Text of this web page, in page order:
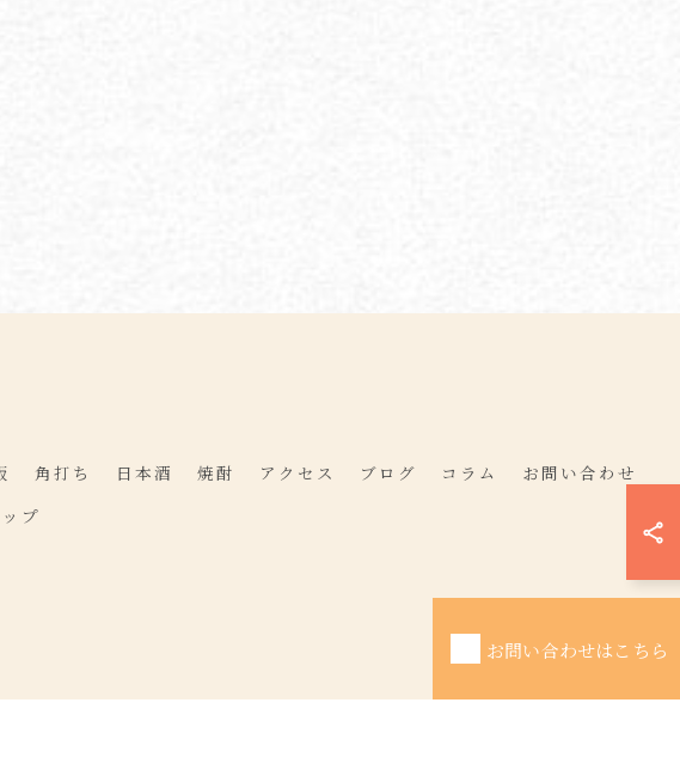
お問い合わせはこちら
角打ち 日本酒 焼酎 アクセス ブログ コラム
お問い合わせ
プ